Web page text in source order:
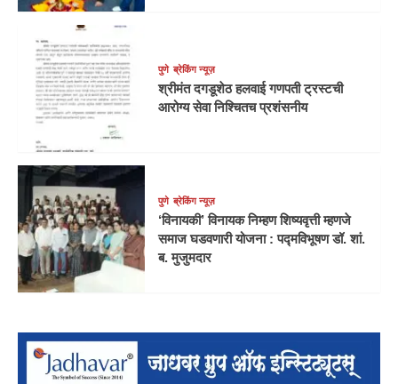
पुणे ब्रेकिंग न्यूज़
श्रीमंत दगडूशेठ हलवाई गणपती ट्रस्टची
आरोग्य सेवा निश्चितच प्रशंसनीय
पुणे ब्रेकिंग न्यूज़
‘विनायकी’ विनायक निम्हण शिष्यवृत्ती म्हणजे
समाज घडवणारी योजना : पद्मविभूषण डॉ. शां.
ब. मुजुमदार